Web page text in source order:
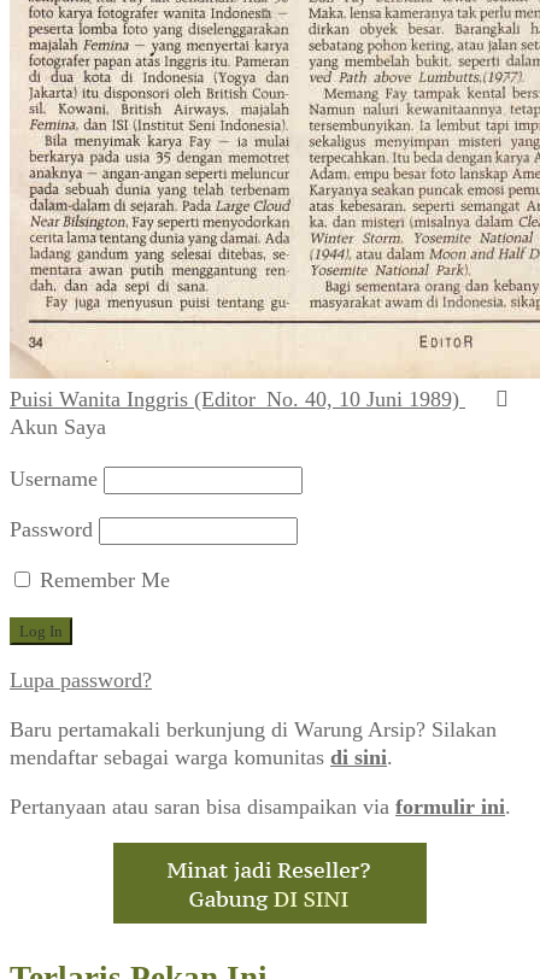
Puisi Wanita Inggris (Editor_No. 40, 10 Juni 1989)
Akun Saya
Username
Password
Remember Me
Lupa password?
Baru pertamakali berkunjung di Warung Arsip? Silakan
mendaftar sebagai warga komunitas di sini.
Pertanyaan atau saran bisa disampaikan via formulir ini.